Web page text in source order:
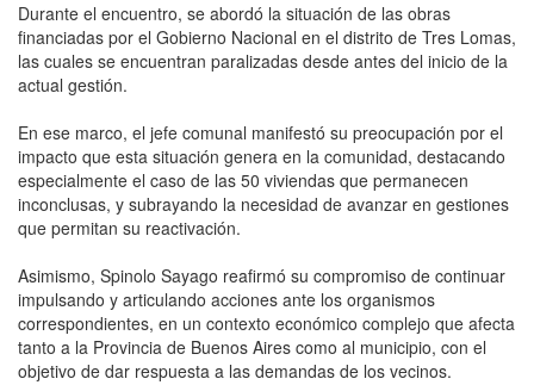
Durante el encuentro, se abordó la situación de las obras
financiadas por el Gobierno Nacional en el distrito de Tres Lomas,
las cuales se encuentran paralizadas desde antes del inicio de la
actual gestión.
En ese marco, el jefe comunal manifestó su preocupación por el
impacto que esta situación genera en la comunidad, destacando
especialmente el caso de las 50 viviendas que permanecen
inconclusas, y subrayando la necesidad de avanzar en gestiones
que permitan su reactivación.
Asimismo, Spinolo Sayago reafirmó su compromiso de continuar
impulsando y articulando acciones ante los organismos
correspondientes, en un contexto económico complejo que afecta
tanto a la Provincia de Buenos Aires como al municipio, con el
objetivo de dar respuesta a las demandas de los vecinos.